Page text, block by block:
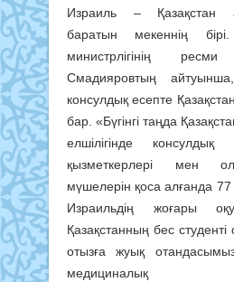
Израиль – Қазақстан
баратын мекеннің
министрлігінің
Смадияровтың
консулдық есепте
бар. «Бүгінгі таңда
елшілігінде консулдық
қызметкерлері мен
мүшелерін қоса алғанда 77
Израильдің жоғары
Қазақстанның бес
отызға жуық отандасымыз
медициналық